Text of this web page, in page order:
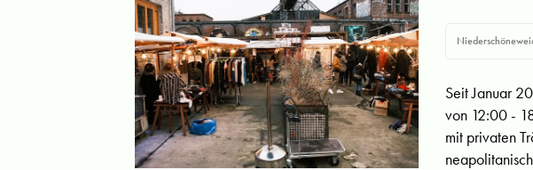
Seit Januar
von 12:00 -
mit privaten